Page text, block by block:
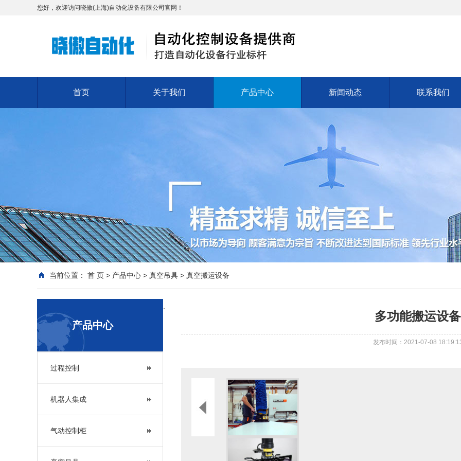
您好，欢迎访问晓傲(上海)自动化设备有限公司官网！
首页 关于我们 产品中心 新闻动态 联系我们
当前位置： 首 页 > 产品中心 > 真空吊具 > 真空搬运设备
产品中心
过程控制
机器人集成
气动控制柜
多功能搬运设备
发布时间：2021-07-08